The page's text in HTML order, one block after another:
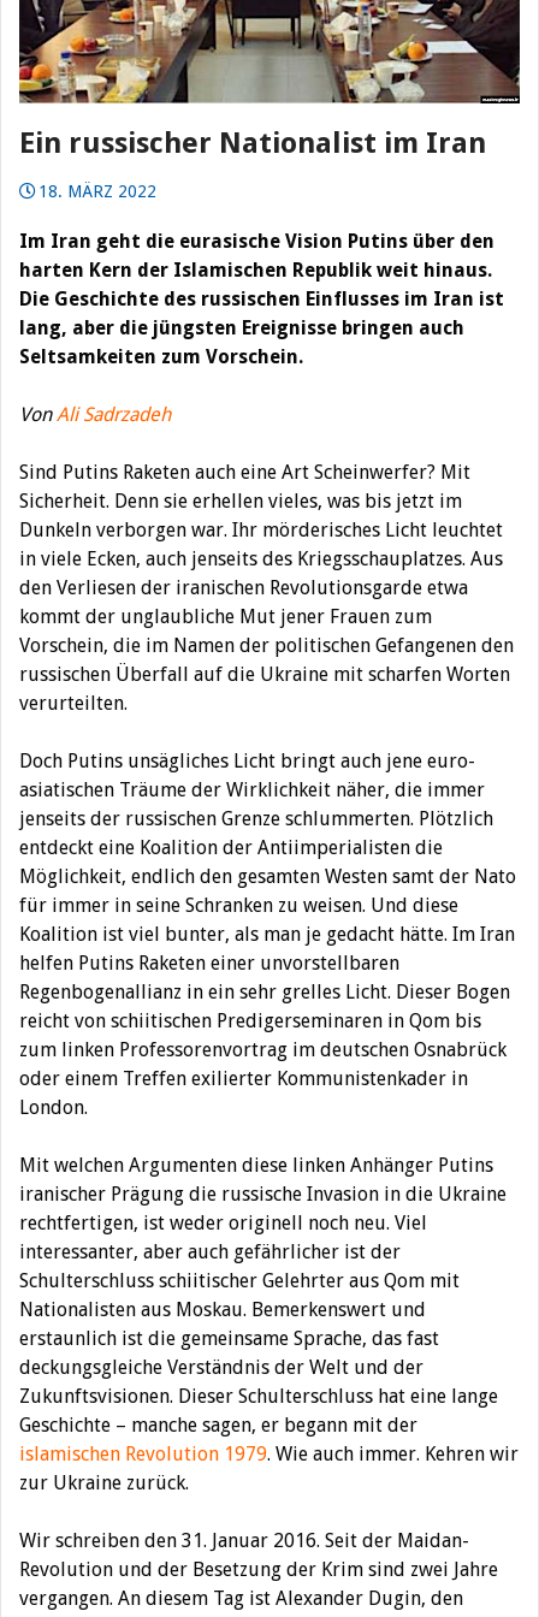
Ein russischer Nationalist im Iran
18. MÄRZ 2022
Im Iran geht die eurasische Vision Putins über den
harten Kern der Islamischen Republik weit hinaus.
Die Geschichte des russischen Einflusses im Iran ist
lang, aber die jüngsten Ereignisse bringen auch
Seltsamkeiten zum Vorschein.
VonAli Sadrzadeh
Sind Putins Raketen auch eine Art Scheinwerfer? Mit
Sicherheit. Denn sie erhellen vieles, was bis jetzt im
Dunkeln verborgen war. Ihr mörderisches Licht leuchtet
in viele Ecken, auch jenseits des Kriegsschauplatzes. Aus
den Verliesen der iranischen Revolutionsgarde etwa
kommt der unglaubliche Mut jener Frauen zum
Vorschein, die im Namen der politischen Gefangenen den
russischen Überfall auf die Ukraine mit scharfen Worten
verurteilten.
Doch Putins unsägliches Licht bringt auch jene euro-
asiatischen Träume der Wirklichkeit näher, die immer
jenseits der russischen Grenze schlummerten. Plötzlich
entdeckt eine Koalition der Antiimperialisten die
Möglichkeit, endlich den gesamten Westen samt der Nato
für immer in seine Schranken zu weisen. Und diese
Koalition ist viel bunter, als man je gedacht hätte. Im Iran
helfen Putins Raketen einer unvorstellbaren
Regenbogenallianz in ein sehr grelles Licht. Dieser Bogen
reicht von schiitischen Predigerseminaren in Qom bis
zum linken Professorenvortrag im deutschen Osnabrück
oder einem Treffen exilierter Kommunistenkader in
London.
Mit welchen Argumenten diese linken Anhänger Putins
iranischer Prägung die russische Invasion in die Ukraine
rechtfertigen, ist weder originell noch neu. Viel
interessanter, aber auch gefährlicher ist der
Schulterschluss schiitischer Gelehrter aus Qom mit
Nationalisten aus Moskau. Bemerkenswert und
erstaunlich ist die gemeinsame Sprache, das fast
deckungsgleiche Verständnis der Welt und der
Zukunftsvisionen. Dieser Schulterschluss hat eine lange
Geschichte – manche sagen, er begann mit der
islamischen Revolution 1979. Wie auch immer. Kehren wir
zur Ukraine zurück.
Wir schreiben den 31. Januar 2016. Seit der Maidan-
Revolution und der Besetzung der Krim sind zwei Jahre
vergangen. An diesem Tag ist Alexander Dugin, den